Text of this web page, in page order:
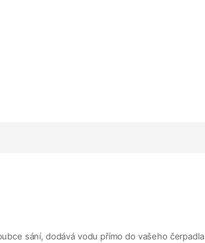
sání, dodává vodu přímo do vašeho čerpadla